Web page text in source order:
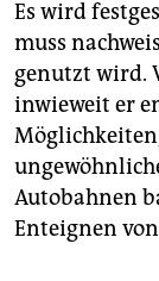
Es wird
muss
genutzt wird.
inwieweit er
Autobahnen
Enteignen